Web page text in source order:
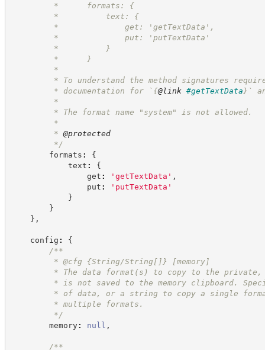
*      formats: {
*          text: {
*              get: 'getTextData',
*              put: 'putTextData'
*          }
*      }
*
* To understand the method signatures required
* documentation for ` {@link #getTextData } `
*
* The format name "system" is not allowed.
*
* @protected
*/
formats :
{
text :
{
get : ' getTextData ' ,
put : ' putTextData '
}
}
} ,
config :
{
/**
* @cfg {String/String[]} [memory]
* The data format(s) to copy to the private,
* is not saved to the memory clipboard.
* of data, or a string to copy a single format,
* multiple formats.
*/
memory: null ,
/**